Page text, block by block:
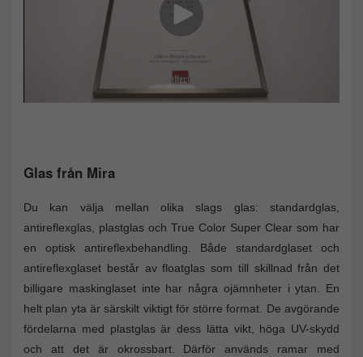
Glas från Mira
Du kan välja mellan olika slags glas: standardglas,
antireflexglas, plastglas och True Color Super Clear som har
en optisk antireflexbehandling. Både standardglaset och
antireflexglaset består av floatglas som till skillnad från det
billigare maskinglaset inte har några ojämnheter i ytan. En
helt plan yta är särskilt viktigt för större format. De avgörande
fördelarna med plastglas är dess lätta vikt, höga UV-skydd
och att det är okrossbart. Därför används ramar med